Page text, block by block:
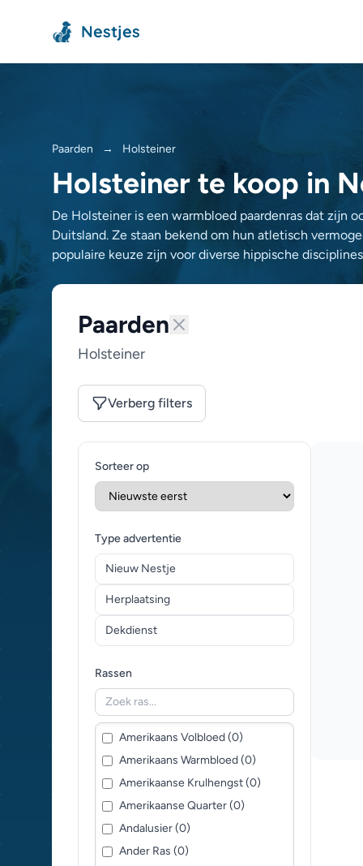
Nestjes
Paarden → Holsteiner
Holsteiner te koop in
De Holsteiner is een warmbloed paardenras dat zijn
Duitsland. Ze staan bekend om hun atletisch
populaire keuze zijn voor diverse hippische
Paarden
Holsteiner
Verberg filters
Sorteer op
Type advertentie
Nieuw Nestje
Herplaatsing
Dekdienst
Rassen
Amerikaans Volbloed (0)
Amerikaans Warmbloed (0)
Amerikaanse Krulhengst (0)
Amerikaanse Quarter (0)
Andalusier (0)
Ander Ras (0)